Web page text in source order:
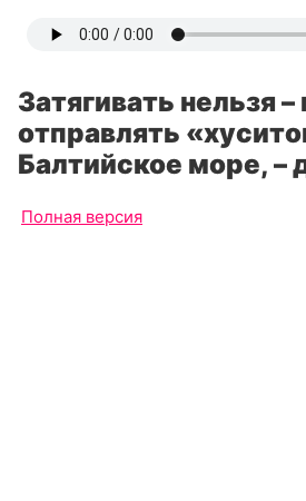
Затягивать нельзя
отправлять
Балтийское море, –
Полная версия